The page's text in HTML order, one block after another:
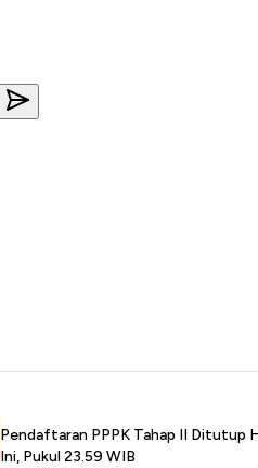
Pendaftaran PPPK Tahap II Ditutup
Ini, Pukul 23.59 WIB